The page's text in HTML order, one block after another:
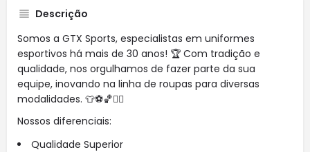
Descrição
Somos a GTX Sports, especialistas em uniformes
esportivos há mais de 30 anos! 🏆 Com tradição e
qualidade, nos orgulhamos de fazer parte da sua
equipe, inovando na linha de roupas para diversas
modalidades. 👕⚽🏀🚴‍♂️
Nossos diferenciais:
Qualidade Superior